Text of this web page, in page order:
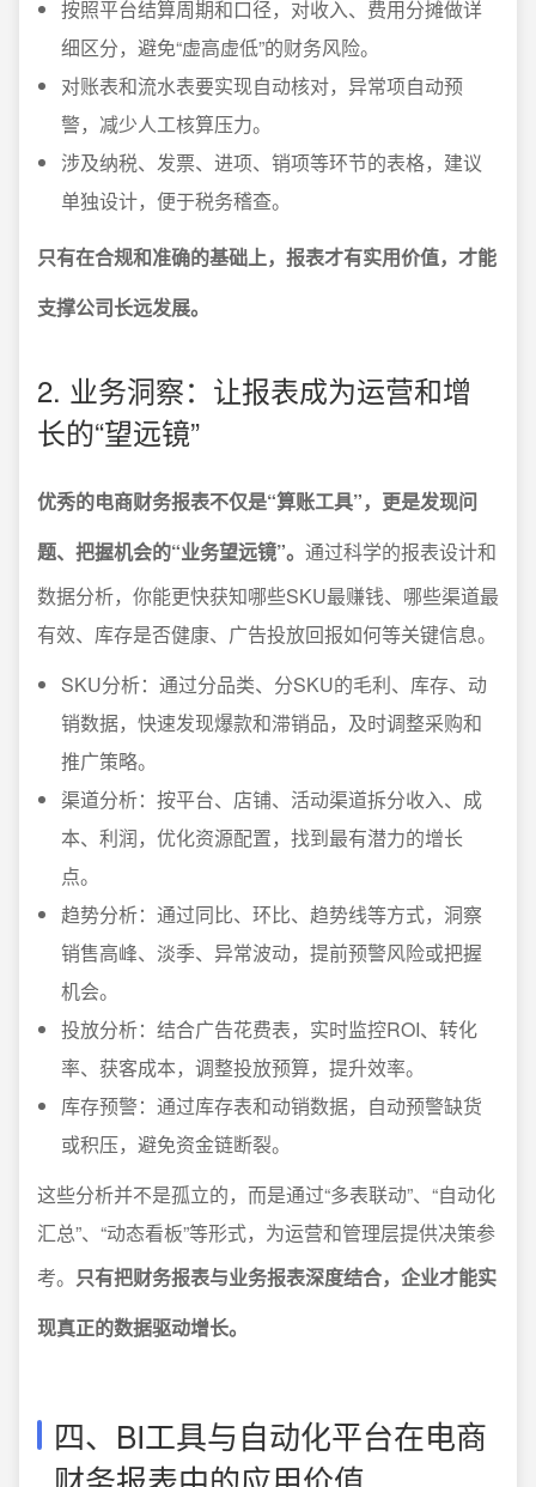
按照平台结算周期和口径，对收入、费用分摊做详
细区分，避免“虚高虚低”的财务风险。
对账表和流水表要实现自动核对，异常项自动预
警，减少人工核算压力。
涉及纳税、发票、进项、销项等环节的表格，建议
单独设计，便于税务稽查。
只有在合规和准确的基础上，报表才有实用价值，才能
支撑公司长远发展。
2. 业务洞察：让报表成为运营和增
长的“望远镜”
优秀的电商财务报表不仅是“算账工具”，更是发现问
题、把握机会的“业务望远镜”。 通过科学的报表设计和
数据分析，你能更快获知哪些SKU最赚钱、哪些渠道最
有效、库存是否健康、广告投放回报如何等关键信息。
SKU分析：通过分品类、分SKU的毛利、库存、动
销数据，快速发现爆款和滞销品，及时调整采购和
推广策略。
渠道分析：按平台、店铺、活动渠道拆分收入、成
本、利润，优化资源配置，找到最有潜力的增长
点。
趋势分析：通过同比、环比、趋势线等方式，洞察
销售高峰、淡季、异常波动，提前预警风险或把握
机会。
投放分析：结合广告花费表，实时监控ROI、转化
率、获客成本，调整投放预算，提升效率。
库存预警：通过库存表和动销数据，自动预警缺货
或积压，避免资金链断裂。
这些分析并不是孤立的，而是通过“多表联动”、“自动化
汇总”、“动态看板”等形式，为运营和管理层提供决策参
考。 只有把财务报表与业务报表深度结合，企业才能实
现真正的数据驱动增长。
四、BI工具与自动化平台在电商